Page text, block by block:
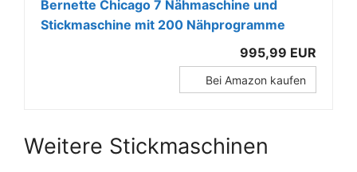
Bernette Chicago 7 Nähmaschine und
Stickmaschine mit 200 Nähprogramme
995,99 EUR
Bei Amazon kaufen
Weitere Stickmaschinen